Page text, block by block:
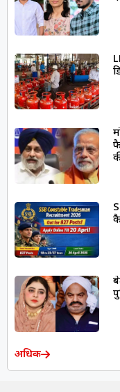
अधिक